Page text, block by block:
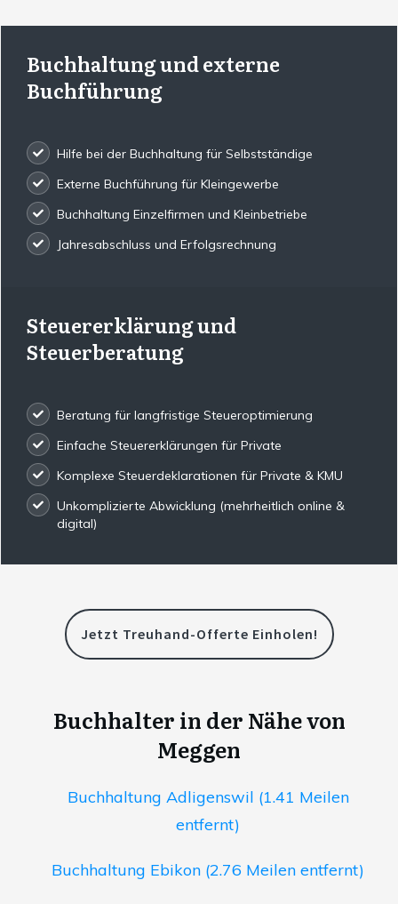
Buchhaltung und externe
Buchführung
Hilfe bei der Buchhaltung für Selbstständige
Externe Buchführung für Kleingewerbe
Buchhaltung Einzelfirmen und Kleinbetriebe
Jahresabschluss und Erfolgsrechnung
Steuererklärung und
Steuerberatung
Beratung für langfristige Steueroptimierung
Einfache Steuererklärungen für Private
Komplexe Steuerdeklarationen für Private & KMU
Unkomplizierte Abwicklung (mehrheitlich online &
digital)
Jetzt Treuhand-Offerte Einholen!
Buchhalter in der Nähe von
Meggen
Buchhaltung Adligenswil (1.41 Meilen
entfernt)
Buchhaltung Ebikon (2.76 Meilen entfernt)